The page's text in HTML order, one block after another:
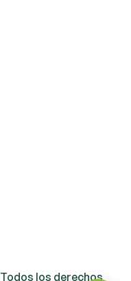
Todos los derechos